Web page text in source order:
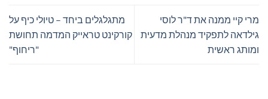
מרי קיי ממנה את ד"ר לוסי
גילדאה לתפקיד מנהלת מדעית
ומותג ראשית
מתגלגלים ביחד – טיולי כיף על
קורקינט טראייק המדמה תחושת
"ריחוף"